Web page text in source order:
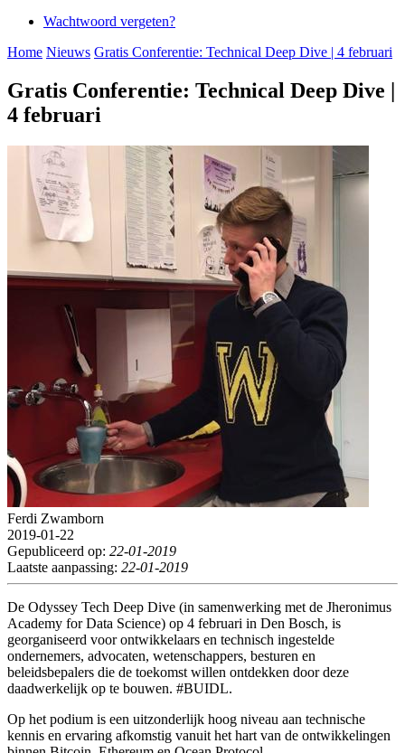
Wachtwoord vergeten?
Home Nieuws Gratis Conferentie: Technical Deep Dive | 4 februari
Gratis Conferentie: Technical Deep Dive |
4 februari
Ferdi Zwamborn
2019-01-22
Gepubliceerd op: 22-01-2019
Laatste aanpassing: 22-01-2019
De Odyssey Tech Deep Dive (in samenwerking met de Jheronimus
Academy for Data Science) op 4 februari in Den Bosch, is
georganiseerd voor ontwikkelaars en technisch ingestelde
ondernemers, advocaten, wetenschappers, besturen en
beleidsbepalers die de toekomst willen ontdekken door deze
daadwerkelijk op te bouwen. #BUIDL.
Op het podium is een uitzonderlijk hoog niveau aan technische
kennis en ervaring afkomstig vanuit het hart van de ontwikkelingen